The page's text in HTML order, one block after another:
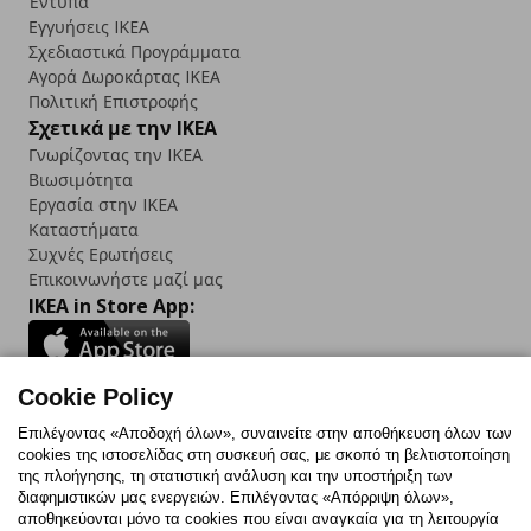
Εγγυήσεις IKEA
Σχεδιαστικά Προγράμματα
Αγορά Δωρoκάρτας IKEA
Πολιτική Επιστροφής
Σχετικά με την IKEA
Γνωρίζοντας την IKEA
Βιωσιμότητα
Εργασία στην IKEA
Καταστήματα
Συχνές Ερωτήσεις
Επικοινωνήστε μαζί μας
IKEA in Store App:
Follow us:
FacebookInstagram
TikTokYoutubePinterestTwitter
Cookie Policy
Επιλέγοντας «Αποδοχή όλων», συναινείτε στην αποθήκευση όλων των
cookies της ιστοσελίδας στη συσκευή σας, με σκοπό τη βελτιστοποίηση
της πλοήγησης, τη στατιστική ανάλυση και την υποστήριξη των
διαφημιστικών μας ενεργειών. Επιλέγοντας «Απόρριψη όλων»,
αποθηκεύονται μόνο τα cookies που είναι αναγκαία για τη λειτουργία